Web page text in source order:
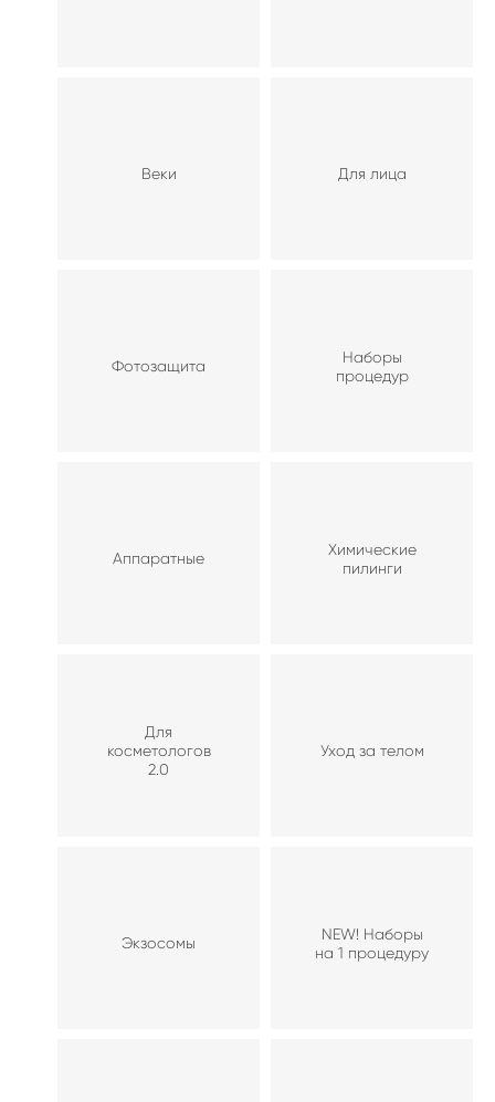
Веки Для лица
Фотозащита
Наборы
процедур
Аппаратные
Химические
пилинги
Для
косметологов
2.0
Уход за телом
Экзосомы
NEW! Наборы
на 1 процедуру